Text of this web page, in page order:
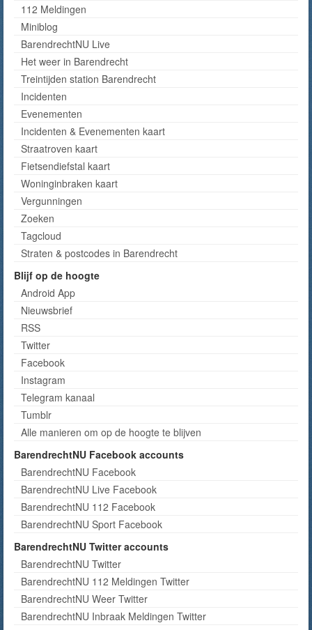
112 Meldingen
Miniblog
BarendrechtNU Live
Het weer in Barendrecht
Treintijden station Barendrecht
Incidenten
Evenementen
Incidenten & Evenementen kaart
Straatroven kaart
Fietsendiefstal kaart
Woninginbraken kaart
Vergunningen
Zoeken
Tagcloud
Straten & postcodes in Barendrecht
Blijf op de hoogte
Android App
Nieuwsbrief
RSS
Twitter
Facebook
Instagram
Telegram kanaal
Tumblr
Alle manieren om op de hoogte te blijven
BarendrechtNU Facebook accounts
BarendrechtNU Facebook
BarendrechtNU Live Facebook
BarendrechtNU 112 Facebook
BarendrechtNU Sport Facebook
BarendrechtNU Twitter accounts
BarendrechtNU Twitter
BarendrechtNU 112 Meldingen Twitter
BarendrechtNU Weer Twitter
BarendrechtNU Inbraak Meldingen Twitter